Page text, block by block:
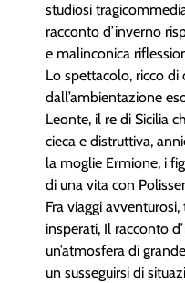
studiosi
racconto d’inverno
e malinconica
Lo spettacolo, ricco di
dall’ambientazione
Leonte, il re di Sicilia
cieca e distruttiva,
la moglie Ermione, i
di una vita con
Fra viaggi
insperati, Il racconto
un’atmosfera di
un susseguirsi di